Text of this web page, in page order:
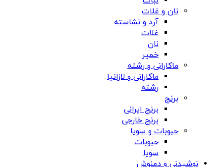
نان و غلات
آرد و نشاسته
غلات
نان
خمیر
ماکارانی و رشته
ماکارانی و لازانیا
رشته
برنج
برنج ایرانی
برنج خارجی
حبوبات و سویا
حبوبات
سویا
نوشیدنی و دمنوش